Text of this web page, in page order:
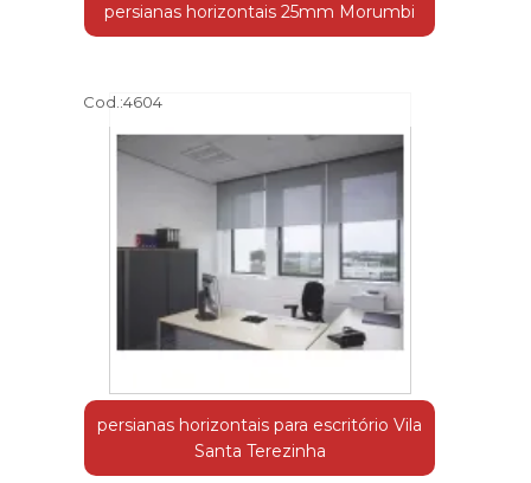
persianas horizontais 25mm Morumbi
Cod.:4604
persianas horizontais para escritório Vila
Santa Terezinha